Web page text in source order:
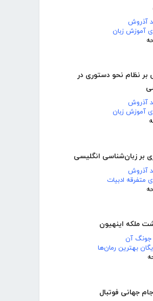
آذروش
آموزش زبان
بر نظام نحو دستوری در
آذروش
آموزش زبان
بر زبان‌شناسی انگلیسی
آذروش
متفرقه ادبیات
ملکه اینهیون
آن
بهترین رمان‌ها
جهانی فوتبال